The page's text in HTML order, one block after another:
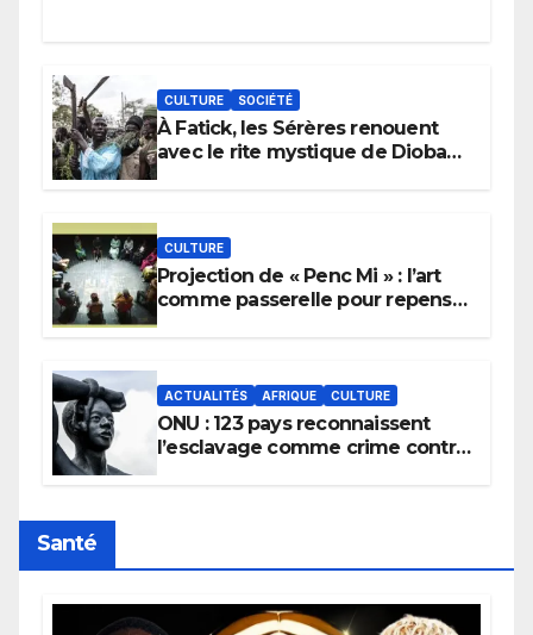
CULTURE SOCIÉTÉ
À Fatick, les Sérères renouent
avec le rite mystique de Diobaye
CULTURE
Projection de « Penc Mi » : l’art
comme passerelle pour repenser
ACTUALITÉS AFRIQUE CULTURE
ONU : 123 pays reconnaissent
l’esclavage comme crime contre
Santé